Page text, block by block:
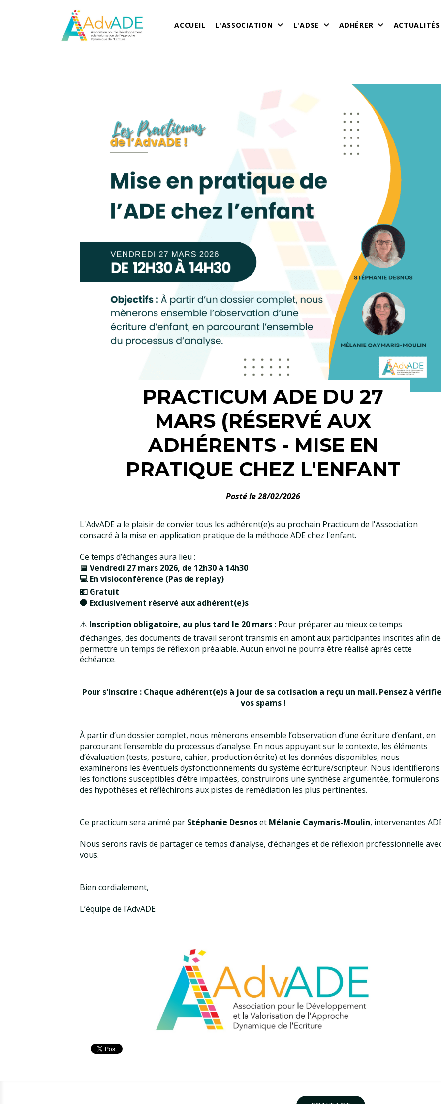
ACCUEIL L'ASSOCIATION L'ADSE ADHÉRER ACTUALITÉS
PRACTICUM ADE DU 27
MARS (RÉSERVÉ AUX
ADHÉRENTS - MISE EN
PRATIQUE CHEZ L'ENFANT
Posté le 28/02/2026
L'AdvADE a le plaisir de convier tous les adhérent(e)s au prochain Practicum de l'Association
consacré à la mise en application pratique de la méthode ADE chez l'enfant.
Ce temps d’échanges aura lieu :
📅 Vendredi 27 mars 2026, de 12h30 à 14h30
💻 En visioconférence (Pas de replay)
💶 Gratuit
🛑 Exclusivement réservé aux adhérent(e)s
⚠️ Inscription obligatoire, au plus tard le 20 mars : Pour préparer au mieux ce temps
d’échanges, des documents de travail seront transmis en amont aux participantes inscrites afin de
permettre un temps de réflexion préalable. Aucun envoi ne pourra être réalisé après cette
échéance.
Pour s'inscrire : Chaque adhérent(e)s à jour de sa cotisation a reçu un mail. Pensez à
vos spams !
À partir d’un dossier complet, nous mènerons ensemble l’observation d’une écriture d’enfant, en
parcourant l’ensemble du processus d’analyse. En nous appuyant sur le contexte, les éléments
d’évaluation (tests, posture, cahier, production écrite) et les données disponibles, nous
examinerons les éventuels dysfonctionnements du système écriture/scripteur. Nous identifierons
les fonctions susceptibles d’être impactées, construirons une synthèse argumentée, formulerons
des hypothèses et réfléchirons aux pistes de remédiation les plus pertinentes.
Ce practicum sera animé par Stéphanie Desnoset Mélanie Caymaris-Moulin, intervenantes
Nous serons ravis de partager ce temps d’analyse, d’échanges et de réflexion professionnelle
vous.
Bien cordialement,
L’équipe de l’AdvADE